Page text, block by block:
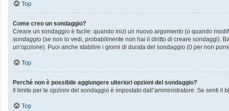
Top
Come creo un sondaggio?
Creare un sondaggio è facile: quando inizi un nuovo argomento (o quando
sondaggio (se non lo vedi, probabilmente non hai il diritto di creare sondaggi).
un’opzione). Puoi anche stabilire i giorni di durata del sondaggio (0 per non
Top
Perché non è possibile aggiungere ulteriori opzioni del sondaggio?
Il limite per le opzioni del sondaggio è impostato dall’amministratore. Se senti
Top